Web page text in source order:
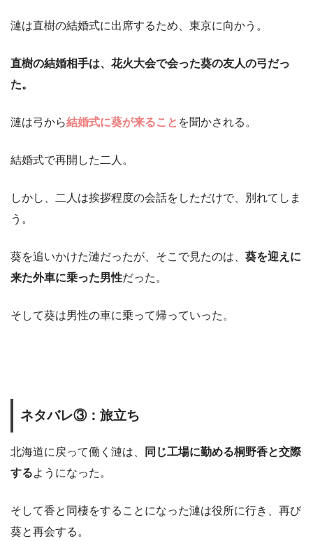
漣は直樹の結婚式に出席するため、東京に向かう。
直樹の結婚相手は、花火大会で会った葵の友人の弓だっ
た。
漣は弓から結婚式に葵が来ること を聞かされる。
結婚式で再開した二人。
しかし、二人は挨拶程度の会話をしただけで、別れてしま
う。
葵を追いかけた漣だったが、そこで見たのは、 葵を迎えに
来た外車に乗った男性だった。
そして葵は男性の車に乗って帰っていった。
ネタバレ③：旅立ち
北海道に戻って働く漣は、
同じ工場に勤める桐野香と交際
するようになった。
そして香と同棲をすることになった漣は役所に行き、再び
葵と再会する。